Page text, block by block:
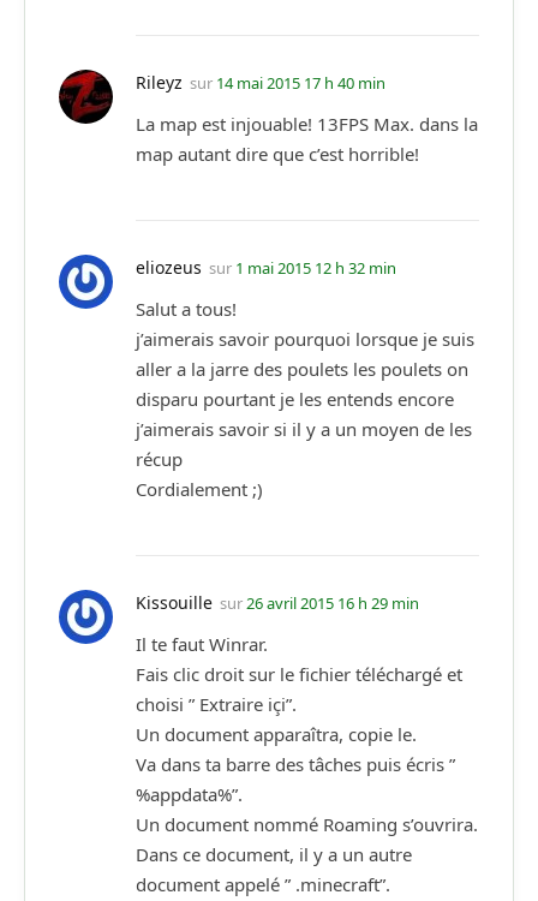
Rileyz sur 14 mai 2015 17 h 40 min
La map est injouable! 13FPS Max. dans la
map autant dire que c’est horrible!
eliozeus sur 1 mai 2015 12 h 32 min
Salut a tous!
j’aimerais savoir pourquoi lorsque je suis
aller a la jarre des poulets les poulets on
disparu pourtant je les entends encore
j’aimerais savoir si il y a un moyen de les
récup
Cordialement ;)
Kissouille sur26 avril 2015 16 h 29 min
Il te faut Winrar.
Fais clic droit sur le fichier téléchargé et
choisi ” Extraire içi”.
Un document apparaîtra, copie le.
Va dans ta barre des tâches puis écris ”
%appdata%”.
Un document nommé Roaming s’ouvrira.
Dans ce document, il y a un autre
document appelé ” .minecraft”.